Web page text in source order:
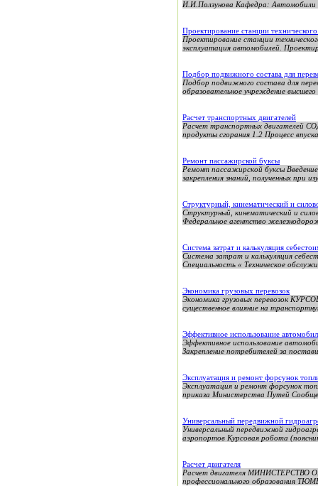
И.И.Ползунова Кафедра: Автомобили
Проектирование станции
Проектирование станции
эксплуатация автомобилей.
Подбор подвижного состава для
Подбор подвижного состава для
образовательное учреждение
Расчет транспортных двигателей
Расчет транспортных двигателей
продукты сгорания 1.2 Процесс
Ремонт пассажирской буксы
Ремонт пассажирской буксы
закрепления знаний, полученных при
Структурный, кинематический и
Структурный, кинематический и
Федеральное агентство
Система затрат и калькуляция
Система затрат и калькуляция
Специальность « Техническое
Экономика грузовых перевозок
Экономика грузовых перевозок
существенное влияние на
Эффективное использование
Эффективное использование
Закрепление потребителей за
Эксплуатация и ремонт форсунок
Эксплуатация и ремонт форсунок
приказа Министерства Путей
Универсальный передвижной
Универсальный передвижной
аэропортов Курсовая робота
Расчет двигателя
Расчет двигателя МИНИСТЕРСТВО
профессионального